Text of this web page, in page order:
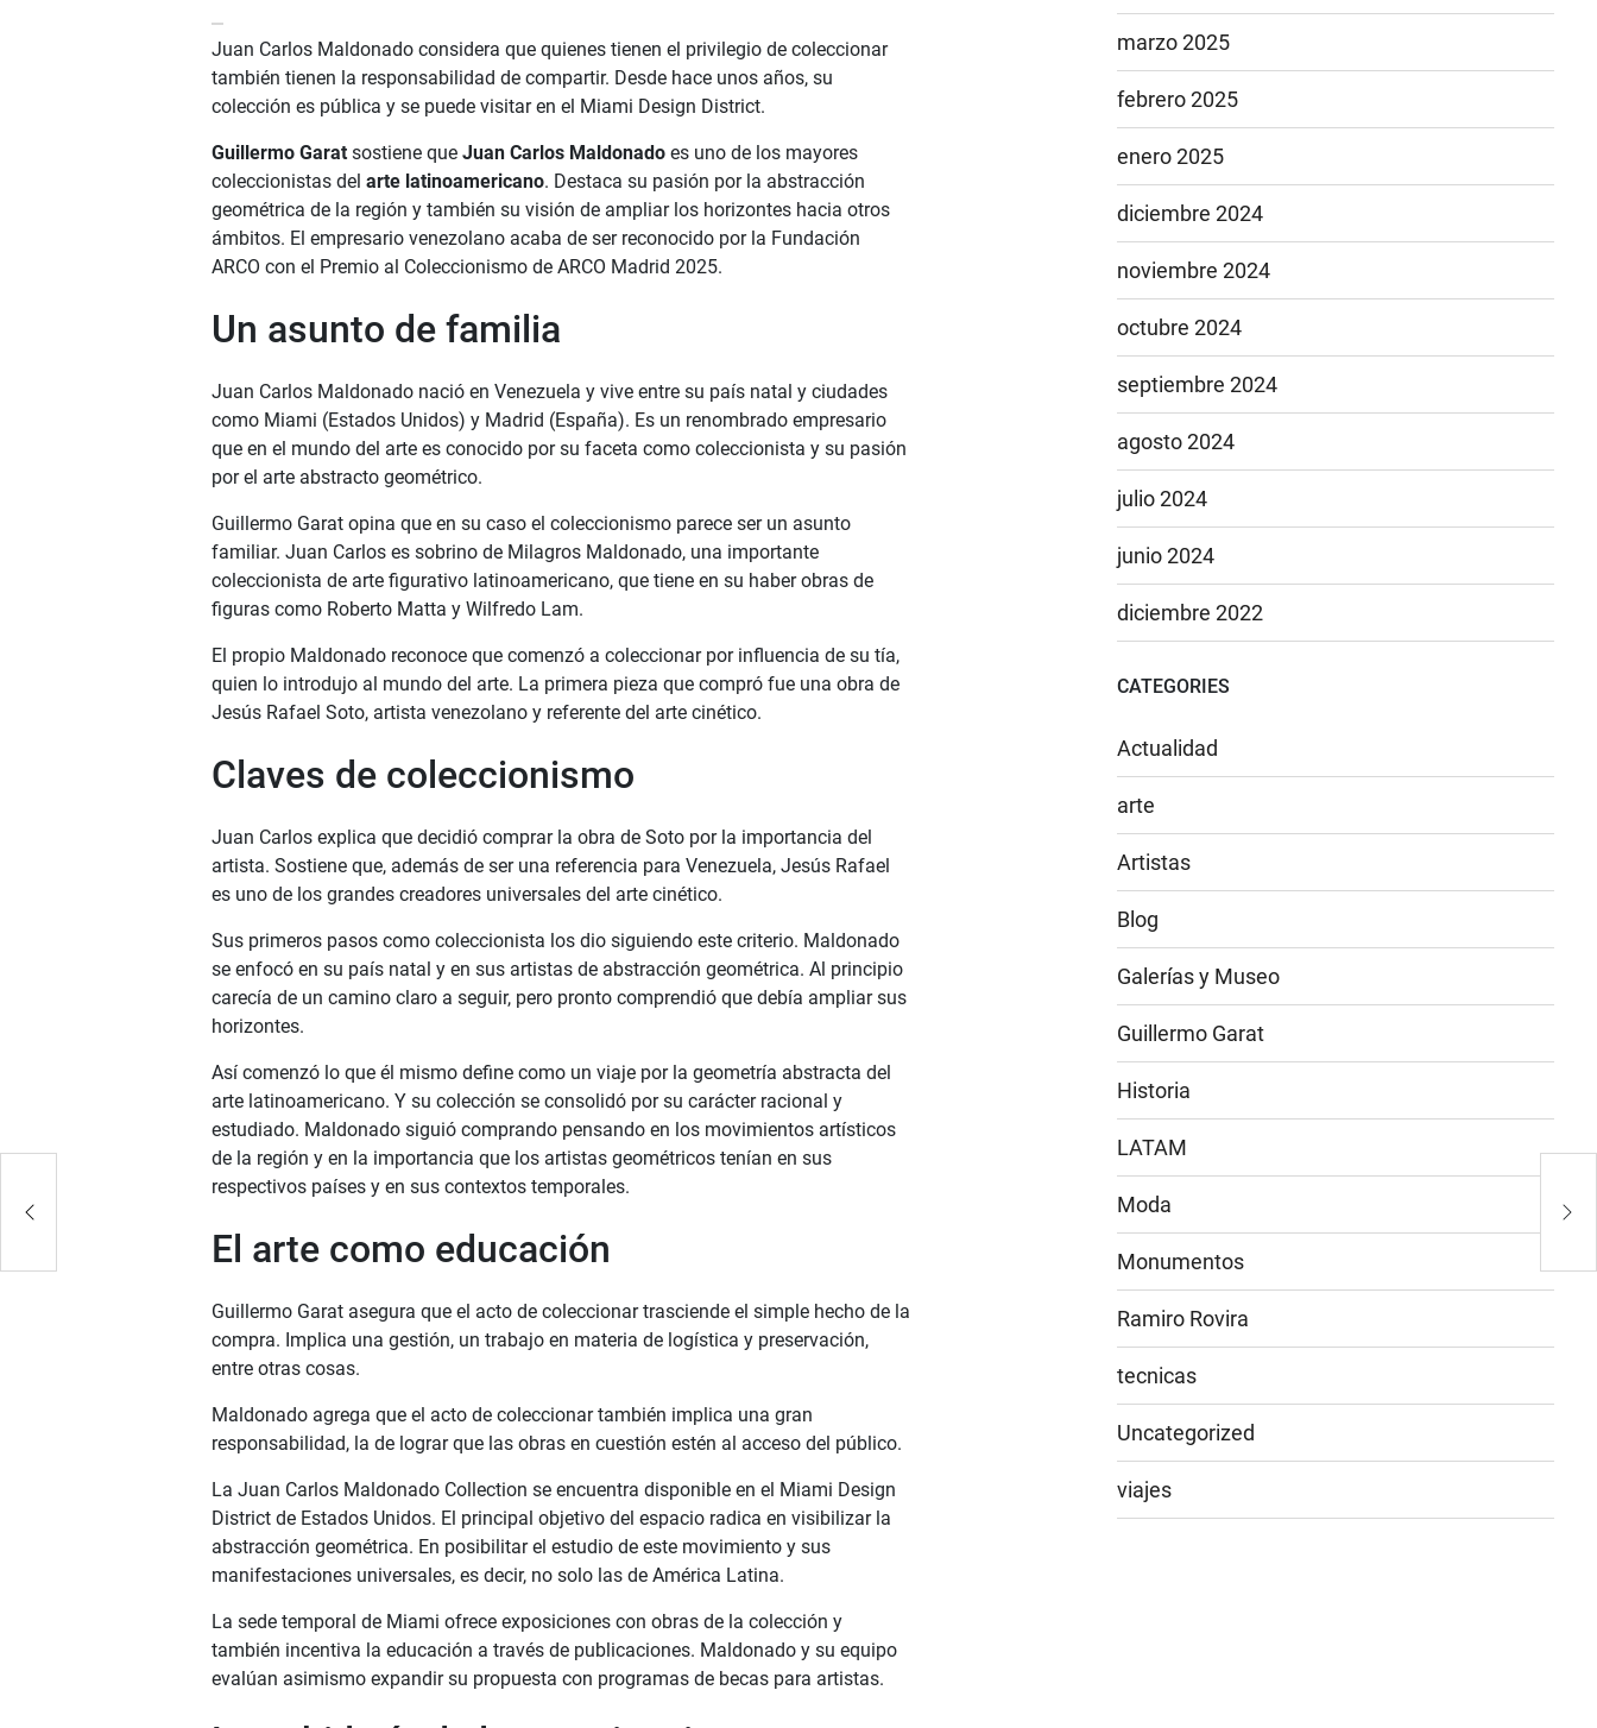
Juan Carlos Maldonado considera que quienes tienen el privilegio de coleccionar
también tienen la responsabilidad de compartir. Desde hace unos años, su
colección es pública y se puede visitar en el Miami Design District.
Guillermo Garat sostiene que Juan Carlos Maldonado es uno de los mayores
coleccionistas del arte latinoamericano. Destaca su pasión por la abstracción
geométrica de la región y también su visión de ampliar los horizontes hacia otros
ámbitos. El empresario venezolano acaba de ser reconocido por la Fundación
ARCO con el Premio al Coleccionismo de ARCO Madrid 2025.
Un asunto de familia
Juan Carlos Maldonado nació en Venezuela y vive entre su país natal y ciudades
como Miami (Estados Unidos) y Madrid (España). Es un renombrado empresario
que en el mundo del arte es conocido por su faceta como coleccionista y su pasión
por el arte abstracto geométrico.
Guillermo Garat opina que en su caso el coleccionismo parece ser un asunto
familiar. Juan Carlos es sobrino de Milagros Maldonado, una importante
coleccionista de arte figurativo latinoamericano, que tiene en su haber obras de
figuras como Roberto Matta y Wilfredo Lam.
El propio Maldonado reconoce que comenzó a coleccionar por influencia de su tía,
quien lo introdujo al mundo del arte. La primera pieza que compró fue una obra de
Jesús Rafael Soto, artista venezolano y referente del arte cinético.
Claves de coleccionismo
Juan Carlos explica que decidió comprar la obra de Soto por la importancia del
artista. Sostiene que, además de ser una referencia para Venezuela, Jesús Rafael
es uno de los grandes creadores universales del arte cinético.
Sus primeros pasos como coleccionista los dio siguiendo este criterio. Maldonado
se enfocó en su país natal y en sus artistas de abstracción geométrica. Al principio
carecía de un camino claro a seguir, pero pronto comprendió que debía ampliar sus
horizontes.
Así comenzó lo que él mismo define como un viaje por la geometría abstracta del
arte latinoamericano. Y su colección se consolidó por su carácter racional y
estudiado. Maldonado siguió comprando pensando en los movimientos artísticos
de la región y en la importancia que los artistas geométricos tenían en sus
respectivos países y en sus contextos temporales.
El arte como educación
Guillermo Garat asegura que el acto de coleccionar trasciende el simple hecho de la
compra. Implica una gestión, un trabajo en materia de logística y preservación,
entre otras cosas.
Maldonado agrega que el acto de coleccionar también implica una gran
responsabilidad, la de lograr que las obras en cuestión estén al acceso del público.
La Juan Carlos Maldonado Collection se encuentra disponible en el Miami Design
District de Estados Unidos. El principal objetivo del espacio radica en visibilizar la
abstracción geométrica. En posibilitar el estudio de este movimiento y sus
manifestaciones universales, es decir, no solo las de América Latina.
La sede temporal de Miami ofrece exposiciones con obras de la colección y
también incentiva la educación a través de publicaciones. Maldonado y su equipo
evalúan asimismo expandir su propuesta con programas de becas para artistas.
en
marzo 2025
febrero 2025
enero 2025
diciembre 2024
noviembre 2024
octubre 2024
septiembre 2024
agosto 2024
julio 2024
junio 2024
diciembre 2022
CATEGORIES
Actualidad
arte
Artistas
Blog
Galerías y Museo
Guillermo Garat
Historia
LATAM
Moda
Monumentos
Ramiro Rovira
tecnicas
Uncategorized
viajes